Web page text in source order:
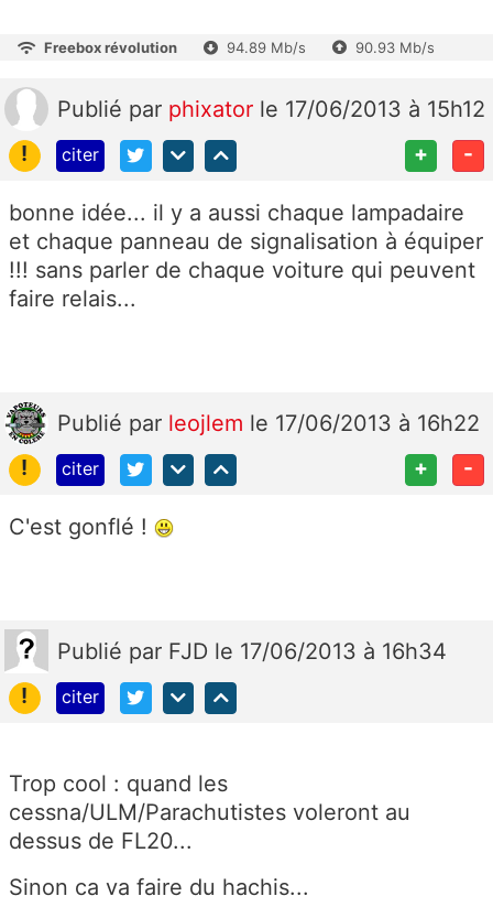
Freebox révolution 94.89 Mb/s 90.93 Mb/s
Publié par phixator le 17/06/2013 à 15h12
!
citer + -
bonne idée... il y a aussi chaque lampadaire
et chaque panneau de signalisation à équiper
!!! sans parler de chaque voiture qui peuvent
faire relais...
Publié par leojlem le 17/06/2013 à 16h22
!
citer + -
C'est gonflé !
Publié par FJD le 17/06/2013 à 16h34
!
citer
Trop cool : quand les
cessna/ULM/Parachutistes voleront au
dessus de FL20...
Sinon ca va faire du hachis...